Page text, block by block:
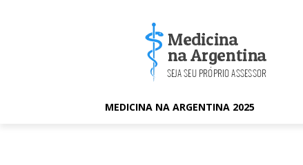
MEDICINA NA ARGENTINA 2025